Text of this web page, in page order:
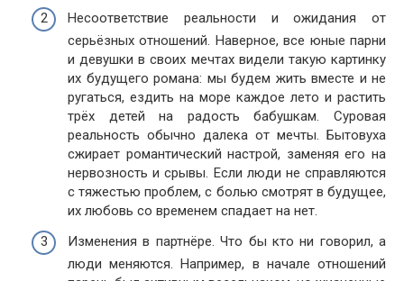
Несоответствие реальности и ожидания от
серьёзных отношений. Наверное, все юные парни
и девушки в своих мечтах видели такую картинку
их будущего романа: мы будем жить вместе и не
ругаться, ездить на море каждое лето и растить
трёх детей на радость бабушкам. Суровая
реальность обычно далека от мечты. Бытовуха
сжирает романтический настрой, заменяя его на
нервозность и срывы. Если люди не справляются
с тяжестью проблем, с болью смотрят в будущее,
их любовь со временем спадает на нет.
Изменения в партнёре. Что бы кто ни говорил, а
люди меняются. Например, в начале отношений